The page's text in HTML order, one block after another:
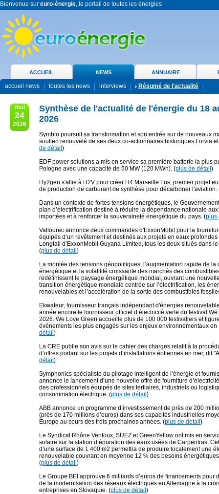
Bienvenue sur euro-énergie, le portail de toutes les énergies
ACCUEIL NEWS ANNUAIRE
accueil news toutes les news interviews Résumé de l'actualité
mai
24
2026
Synthèse de l'actualité de l'énergie du 18
2026
Symbio poursuit sa transformation et son entrée sur de nouveaux
soutien renouvelé de ses deux co-actionnaires historiques Forvia
de détail )
EDF power solutions a mis en service sa première batterie la plus
Pologne avec une capacité de 50 MW (120 MWh). (plus de détail )
Hy2gen s'allie à H2V pour créer H4 Marseille Fos, premier projet
de production de carburant de synthèse pour décarboner l'aviation.
Dans un contexte de fortes tensions énergétiques, le
plan d’électrification destiné à réduire la dépendance nationale
importées et à renforcer la souveraineté énergétique du pays. (plus
Vallourec annonce deux commandes d'ExxonMobil pour la
équipés d’un revêtement et destinés aux projets en eaux
Longtail d’ExxonMobil Guyana Limited, tous les deux situés dans
(plus de détail )
La montée des tensions géopolitiques, l’augmentation rapide de la
énergétique et la volatilité croissante des marchés des
redéfinissent le paysage énergétique mondial, ouvrant une
transition énergétique mondiale centrée sur l’électrification, les
renouvelables et l’accélération de la sortie des combustibles
Ekwateur, fournisseur français indépendant d'énergies
année encore le fournisseur officiel d’électricité verte du festival
2026. We Love Green accueille plus de 100 000 festivaliers et
événements les plus engagés sur les enjeux environnementaux en
détail )
La CRE publie son avis sur le cahier des charges relatif à la
d’offres portant sur les projets d’installations éoliennes en mer, dit
détail )
Symphonics spécialiste du pilotage intelligent de l’énergie et
annonce le lancement d’une nouvelle offre de fourniture
des professionnels équipés de sites tertiaires, industriels ou
consommation électrique. (plus de détail )
ABB annonce un programme d’investissement de près de 200
(près de 170 millions d’euros) dans ses capacités industrielles
Europe au cours des trois prochaines années. (plus de détail )
Le Syndicat Rhône Ventoux, SUEZ et GreenYellow ont mis en
solaire sur la station d’épuration des eaux usées de Carpentras.
d’une surface de 1 400 m2 permettra de produire localement une
renouvelable couvrant en moyenne 12 % des besoins
(plus de détail )
Le Groupe BEI approuve 6 milliards d’euros de financements pour
de la modernisation des réseaux électriques en Allemagne à la
entreprises en Slovaquie. (plus de détail )